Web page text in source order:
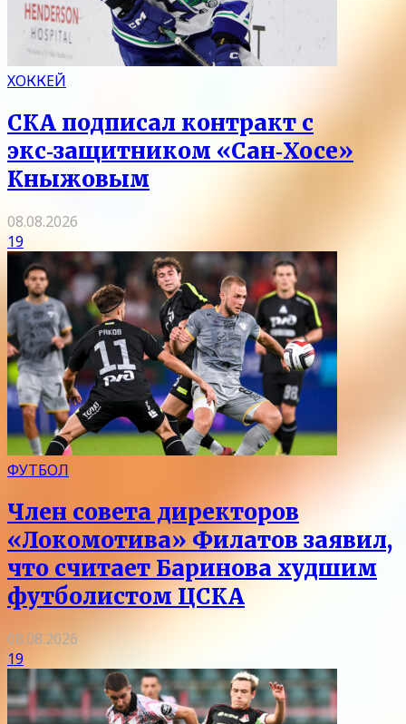
ХОККЕЙ
СКА подписал контракт с
экс‑защитником «Сан‑Хосе»
Кныжовым
08.08.2026
19
ФУТБОЛ
Член совета директоров
«Локомотива» Филатов заявил,
что считает Баринова худшим
футболистом ЦСКА
08.08.2026
19